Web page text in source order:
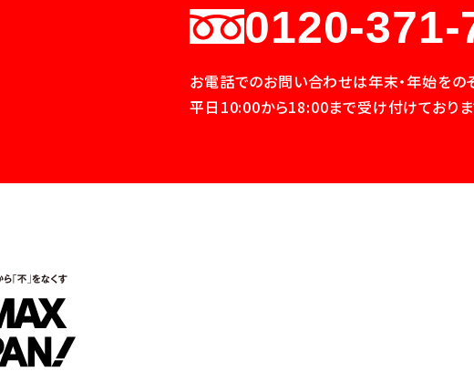
0120-371-
お電話でのお問い合わせは年末・年始をの
平日10:00から18:00まで受け付けており